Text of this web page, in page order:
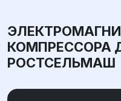
КОМПРЕССОРА
РОСТСЕЛЬМАШ